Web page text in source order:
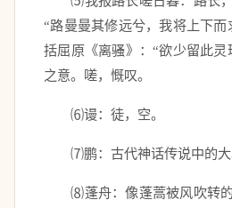
“路曼曼其修远兮，我将上下而
括屈原《离骚》：“欲少留此灵
之意。嗟，慨叹。
⑹谩：徒，空。
⑺鹏：古代神话传说中的大
⑻蓬舟：像蓬蒿被风吹转的